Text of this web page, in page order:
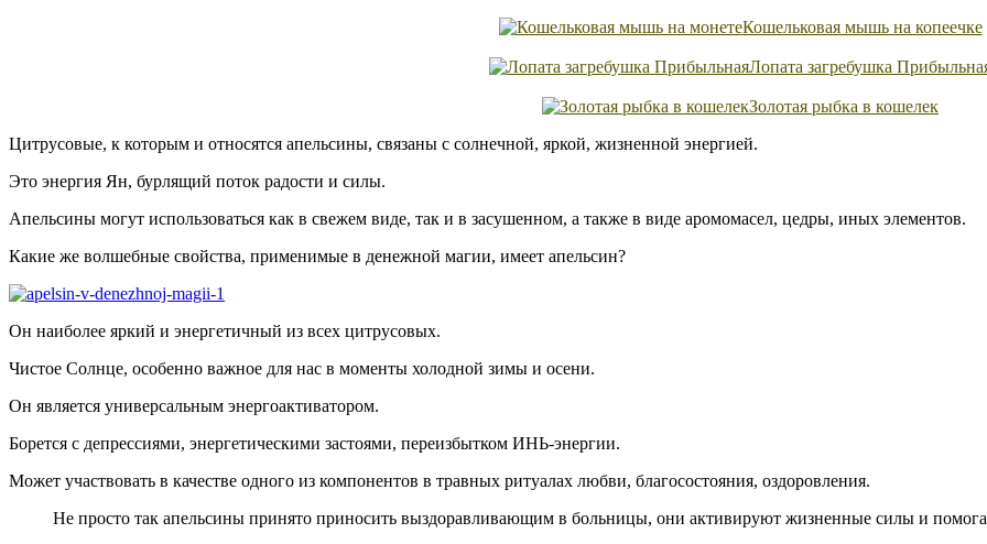
Кошельковая мышь на копеечке
Лопата загребушка
Золотая рыбка в кошелек
Цитрусовые, к которым и относятся апельсины, связаны с солнечной, яркой, жизненной энергией.
Это энергия Ян, бурлящий поток радости и силы.
Апельсины могут использоваться как в свежем виде, так и в засушенном, а также в виде аромомасел, цедры, иных элементов.
Какие же волшебные свойства, применимые в денежной магии, имеет апельсин?
Он наиболее яркий и энергетичный из всех цитрусовых.
Чистое Солнце, особенно важное для нас в моменты холодной зимы и осени.
Он является универсальным энергоактиватором.
Борется с депрессиями, энергетическими застоями, переизбытком ИНЬ-энергии.
Может участвовать в качестве одного из компонентов в травных ритуалах любви, благосостояния, оздоровления.
Не просто так апельсины принято приносить выздоравливающим в больницы, они активируют жизненные силы и